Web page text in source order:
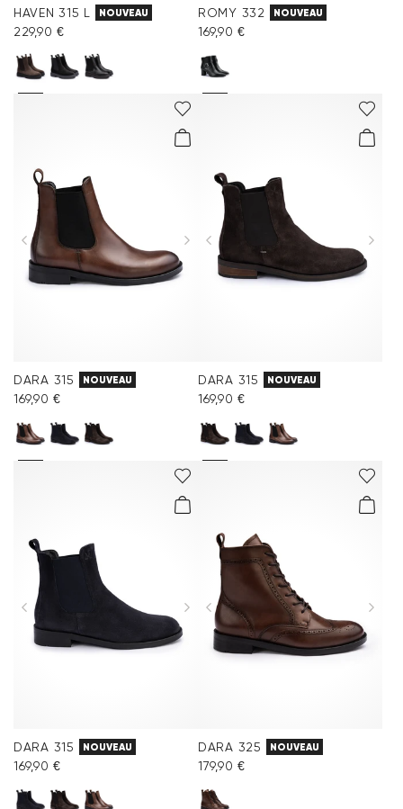
HAVEN 315 L NOUVEAU
229,90 €
ROMY 332 NOUVEAU
169,90 €
DARA 315 NOUVEAU
169,90 €
DARA 315 NOUVEAU
169,90 €
DARA 315 NOUVEAU
169,90 €
DARA 325 NOUVEAU
179,90 €